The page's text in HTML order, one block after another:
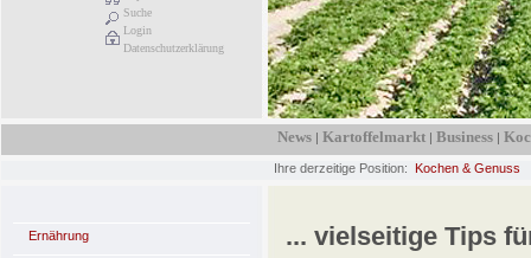
Suche
Login
Datenschutzerklärung
News | Kartoffelmarkt | Business |
Ihre derzeitige Position: Kochen & Genuss
Ernährung ... vielseitige Tips